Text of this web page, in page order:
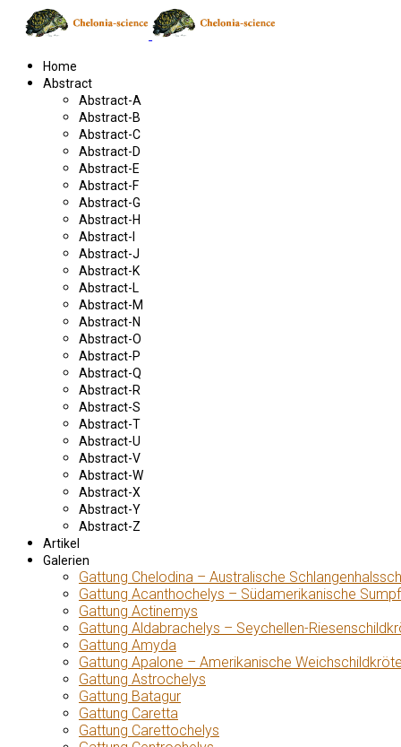
Home
Abstract
Abstract-A
Abstract-B
Abstract-C
Abstract-D
Abstract-E
Abstract-F
Abstract-G
Abstract-H
Abstract-I
Abstract-J
Abstract-K
Abstract-L
Abstract-M
Abstract-N
Abstract-O
Abstract-P
Abstract-Q
Abstract-R
Abstract-S
Abstract-T
Abstract-U
Abstract-V
Abstract-W
Abstract-X
Abstract-Y
Abstract-Z
Artikel
Galerien
Gattung Chelodina – Australische
Gattung Acanthochelys – Südamerikanische
Gattung Actinemys
Gattung Aldabrachelys – Seychellen-
Gattung Amyda
Gattung Apalone – Amerikanische
Gattung Astrochelys
Gattung Batagur
Gattung Caretta
Gattung Carettochelys